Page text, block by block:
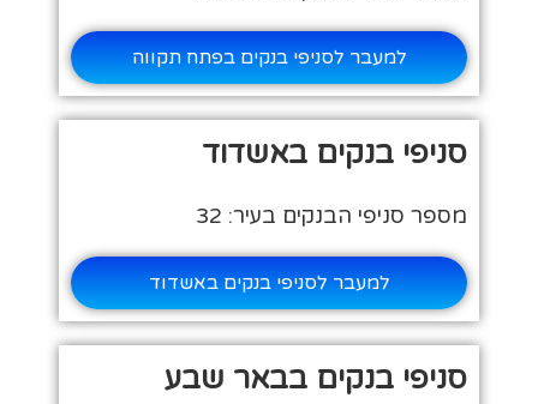
למעבר לסניפי בנקים בפתח תקווה
סניפי בנקים באשדוד
מספר סניפי הבנקים בעיר: 32
למעבר לסניפי בנקים באשדוד
סניפי בנקים בבאר שבע